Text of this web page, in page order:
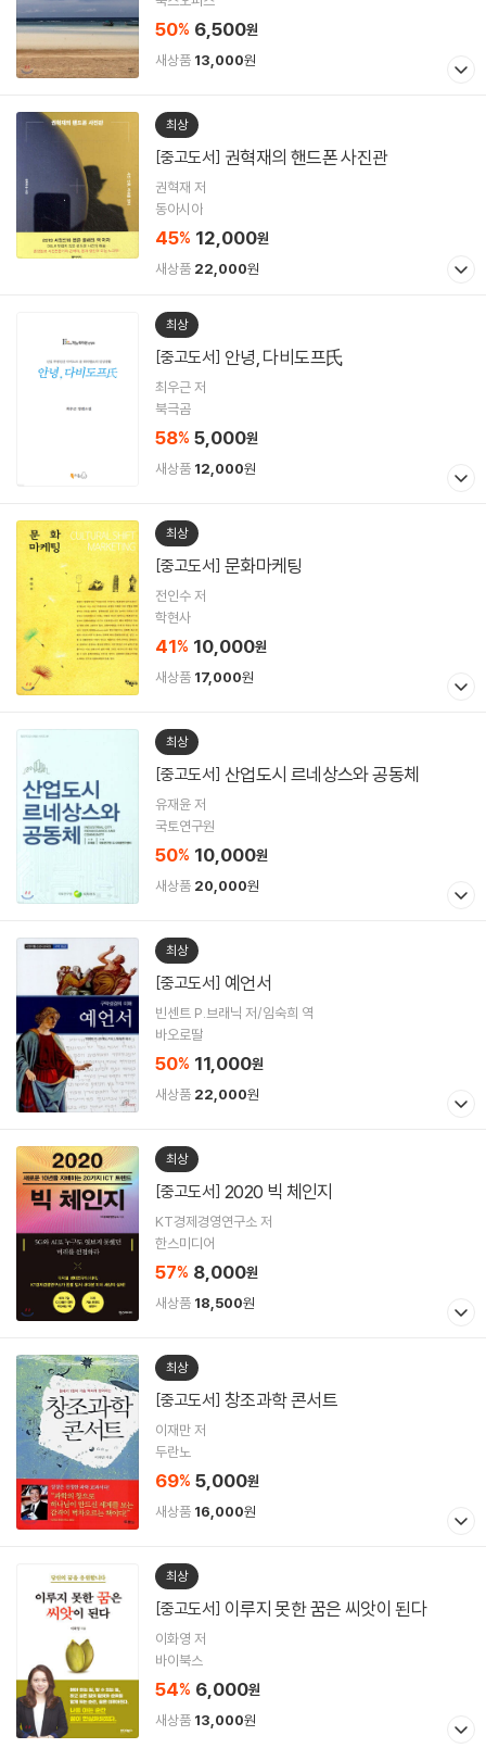
50% 6,500원
새상품 13,000원
최상
[중고도서] 권혁재의 핸드폰 사진관
권혁재 저
동아시아
45% 12,000원
새상품 22,000원
최상
[중고도서] 안녕, 다비도프氏
최우근 저
북극곰
58% 5,000원
새상품 12,000원
최상
[중고도서] 문화마케팅
전인수 저
학현사
41% 10,000원
새상품 17,000원
최상
[중고도서] 산업도시 르네상스와 공동체
유재윤 저
국토연구원
50% 10,000원
새상품 20,000원
최상
[중고도서] 예언서
빈센트 P.브래닉 저/임숙희 역
바오로딸
50% 11,000원
새상품 22,000원
최상
[중고도서] 2020 빅 체인지
KT경제경영연구소 저
한스미디어
57% 8,000원
새상품 18,500원
최상
[중고도서] 창조과학 콘서트
이재만 저
두란노
69% 5,000원
새상품 16,000원
최상
[중고도서] 이루지 못한 꿈은 씨앗이 된다
이화영 저
바이북스
54% 6,000원
새상품 13,000원